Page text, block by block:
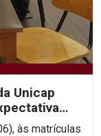
Unicap
às matrículas